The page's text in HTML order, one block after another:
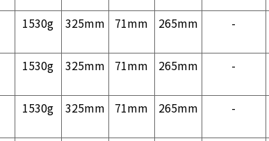
1530g 325mm 71mm 265mm -
1530g 325mm 71mm 265mm -
1530g 325mm 71mm 265mm -